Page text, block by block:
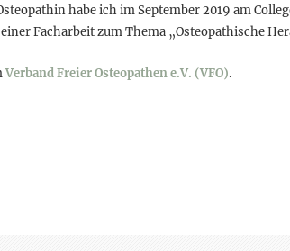
habe ich im September 2019 am
Facharbeit zum Thema „Osteopathische
Verband Freier Osteopathen e.V. (VFO).